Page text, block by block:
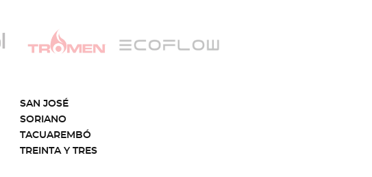
SAN JOSÉ
SORIANO
TACUAREMBÓ
TREINTA Y TRES